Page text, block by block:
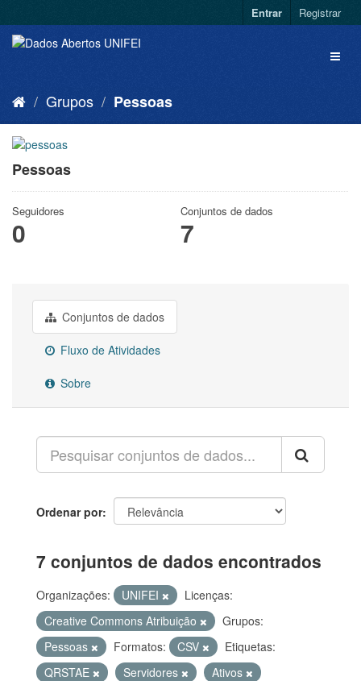
Entrar Registrar
Grupos Pessoas
Pessoas
Seguidores
0
Conjuntos de dados
7
Conjuntos de dados
Fluxo de Atividades
Sobre
Ordenar por
7 conjuntos de dados encontrados
Organizações: UNIFEI
Licenças:
Creative Commons Atribuição
Grupos:
Pessoas
Formatos: CSV
Etiquetas:
QRSTAE
Servidores
Ativos